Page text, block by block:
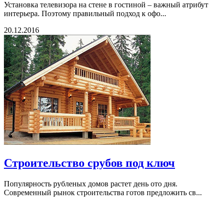
Установка телевизора на стене в гостиной – важный атрибут
интерьера. Поэтому правильный подход к офо...
20.12.2016
Строительство срубов под ключ
Популярность рубленых домов растет день ото дня.
Современный рынок строительства готов предложить св...